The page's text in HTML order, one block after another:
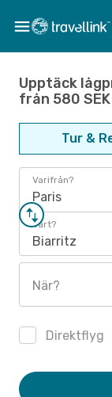
Upptäck
från 580 SEK
Tur &
Varifrån?
Paris
Vart?
Biarritz
När?
Direktflyg